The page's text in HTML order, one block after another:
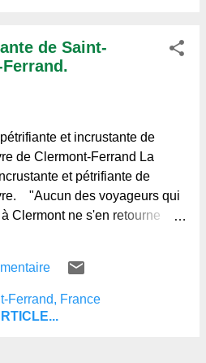
de Saint-
et incrustante de
de Clermont-Ferrand La
et pétrifiante de
"Aucun des voyageurs qui
Clermont ne s'en retourne
pierre tous les objets que l'on
Ferrand, France